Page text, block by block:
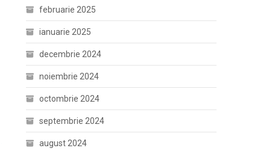
februarie 2025
ianuarie 2025
decembrie 2024
noiembrie 2024
octombrie 2024
septembrie 2024
august 2024